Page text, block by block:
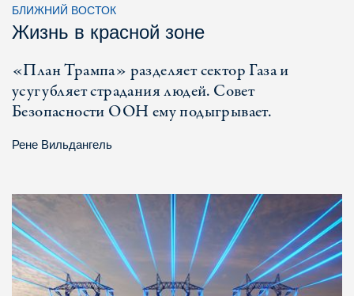
БЛИЖНИЙ ВОСТОК
Жизнь в красной зоне
«План Трампа» разделяет сектор Газа и
усугубляет страдания людей. Совет
Безопасности ООН ему подыгрывает.
Рене Вильдангель